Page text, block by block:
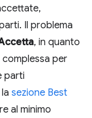
Il problema
, in quanto
per
parti
sezione Best
al minimo